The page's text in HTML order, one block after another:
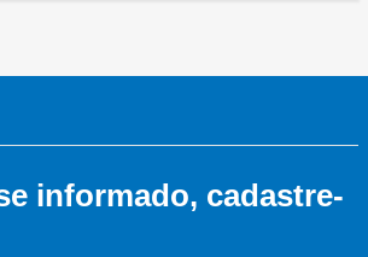
informado, cadastre-